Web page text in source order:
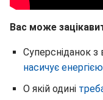
Вас може
Суперсніданок
насичує
О якій одині